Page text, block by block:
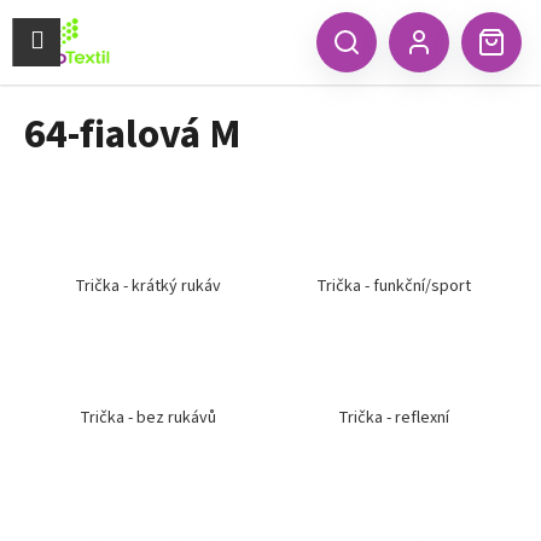
obsah
HledatPřihlášení
Menu
64-fialová M
Trička - krátký rukáv Trička - funkční/sport
Trička - bez rukávů Trička - reflexní
K
š Zpět
Zpět
C